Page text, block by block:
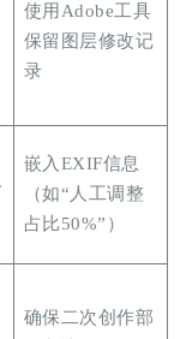
使用Adobe工具
保留图层修改记
录
嵌入EXIF信息
（如“人工调整
占比50%”）
确保二次创作部